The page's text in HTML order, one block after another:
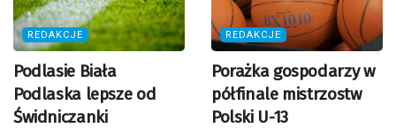
REDAKCJE
Podlasie Biała
Podlaska lepsze od
Świdniczanki
REDAKCJE
Porażka gospodarzy w
półfinale mistrzostw
Polski U-13